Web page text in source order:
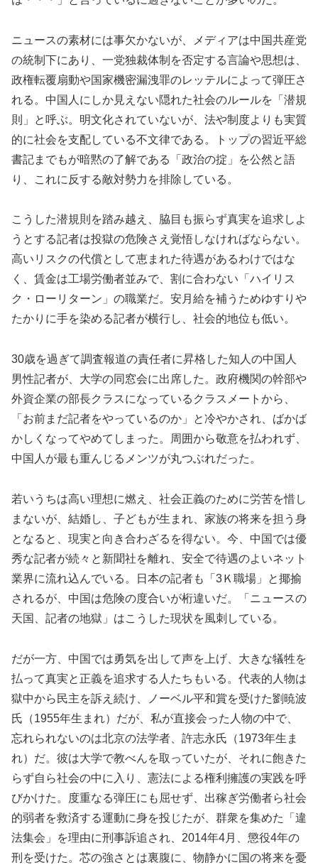
ニュースの素材には事欠かないが、メディアは中国共産党
の統制下にあり、一党独裁体制を否定する言論や思想は、
政権転覆扇動や国家機密漏洩罪のレッテルによって弾圧さ
れる。中国人にしか見えない隠れた社会のルールを「潜規
則」と呼ぶ。明文化されていないが、法や制度よりも実質
的に社会を支配している不文律である。トップの習近平総
書記までもが暗黙の了解である「政治の掟」を公然と語
り、これに反する敵対勢力を排除している。
こうした潜規則を踏み越え、脇目も振らず真実を追求しよ
うとする記者は投獄の危険さえ覚悟しなければならない。
高いリスクの代償として恵まれた待遇があるわけではな
く、賃金は工場労働者並みで、割に合わない「ハイリス
ク・ローリターン」の職業だ。安月給を補うためゆすりや
たかりに手を染める記者が横行し、社会的地位も低い。
30歳を過ぎて調査報道の責任者に昇格した知人の中国人
男性記者が、大学の同窓会に出席した。政府機関の幹部や
外資企業の部長クラスになっているクラスメートから、
「お前まだ記者をやっているのか」と冷やかされ、ばかば
かしくなってやめてしまった。周囲から敬意を払われず、
中国人が最も重んじるメンツが丸つぶれだった。
若いうちは高い理想に燃え、社会正義のために労苦を惜し
まないが、結婚し、子どもが生まれ、家族の将来を担う身
となると、現実と向き合わざるを得ない。今、中国では優
秀な記者が続々と新聞社を離れ、安全で待遇のよいネット
業界に流れ込んでいる。日本の記者も「3Ｋ職場」と揶揄
されるが、中国は危険の度合いが桁違いだ。「ニュースの
天国、記者の地獄」はこうした現状を風刺している。
だが一方、中国では勇気を出して声を上げ、大きな犠牲を
払って真実と正義を追求する人たちもいる。代表的人物は
獄中から民主を訴え続け、ノーベル平和賞を受けた劉暁波
氏（1955年生まれ）だが、私が直接会った人物の中で、
忘れられないのは北京の法学者、許志永氏（1973年生ま
れ）だ。彼は大学で教べんを取っていたが、それに飽きた
らず自ら社会の中に入り、憲法による権利擁護の実践を呼
びかけた。度重なる弾圧にも屈せず、出稼ぎ労働者ら社会
的弱者を救済する運動に身を投じたが、群衆を集めた「違
法集会」を理由に刑事訴追され、2014年4月、懲役4年の
刑を受けた。芯の強さとは裏腹に、物静かに国の将来を憂